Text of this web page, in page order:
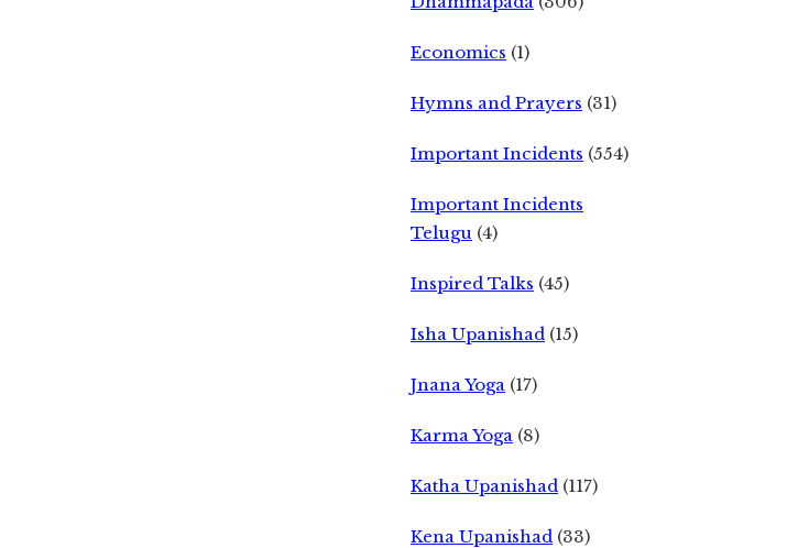
Economics (1)
Hymns and Prayers (31)
Important Incidents (554)
Important Incidents
Telugu (4)
Inspired Talks (45)
Isha Upanishad (15)
Jnana Yoga (17)
Karma Yoga (8)
Katha Upanishad (117)
Kena Upanishad (33)